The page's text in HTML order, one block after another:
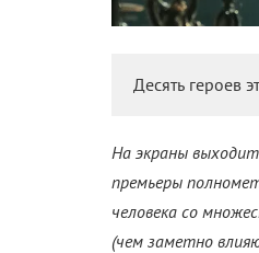
Десять героев
На экраны
премьеры
человека со
(чем заметно